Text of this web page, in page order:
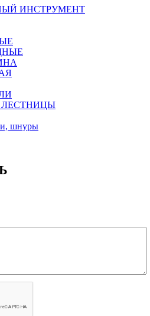
ИНСТРУМЕНТ
ЛЕСТНИЦЫ
шнуры